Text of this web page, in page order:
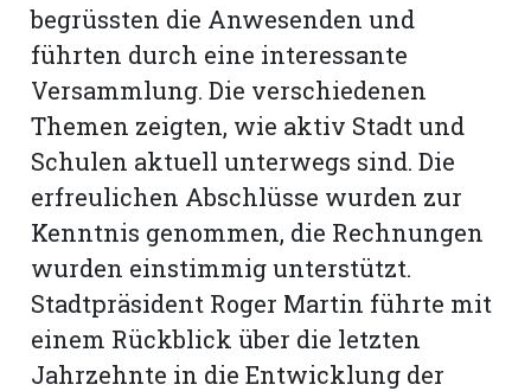
begrüssten die Anwesenden und
führten durch eine interessante
Versammlung. Die verschiedenen
Themen zeigten, wie aktiv Stadt und
Schulen aktuell unterwegs sind. Die
erfreulichen Abschlüsse wurden zur
Kenntnis genommen, die Rechnungen
wurden einstimmig unterstützt.
Stadtpräsident Roger Martin führte mit
einem Rückblick über die letzten
Jahrzehnte in die Entwicklung der